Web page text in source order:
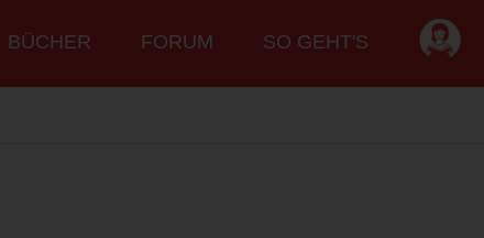
BÜCHER FORUM SO GEHT'S